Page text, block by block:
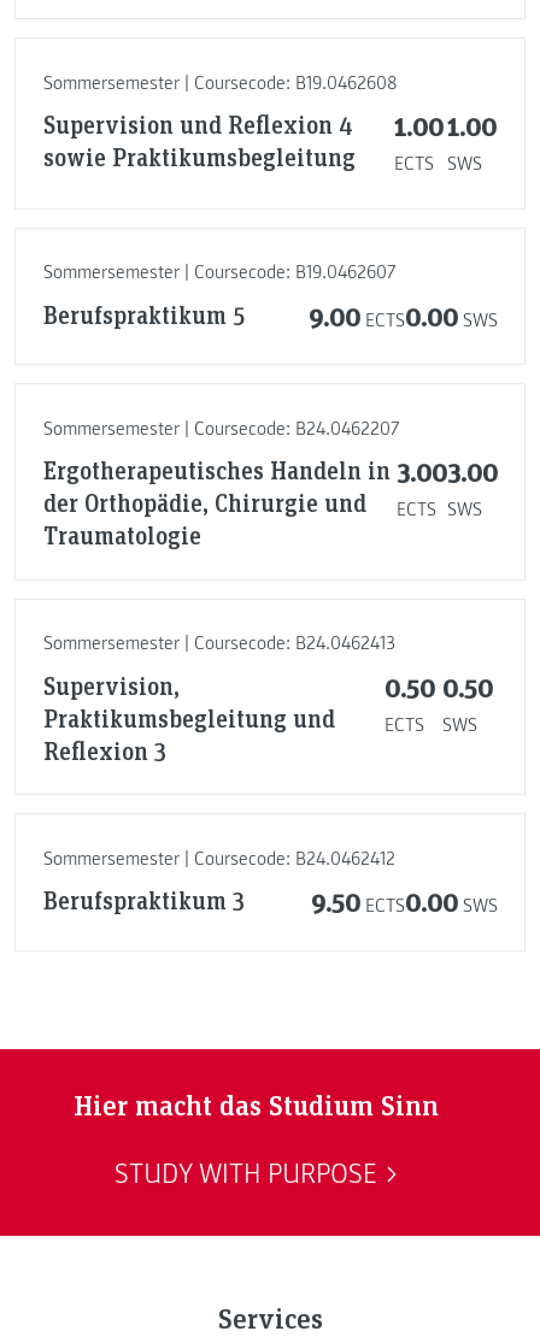
Sommersemester | Coursecode: B19.0462608
Supervision und Reflexion 4
sowie Praktikumsbegleitung
1.00
ECTS
1.00
SWS
Sommersemester | Coursecode: B19.0462607
Berufspraktikum 5 9.00 ECTS0.00 SWS
Sommersemester | Coursecode: B24.0462207
Ergotherapeutisches Handeln in
der Orthopädie, Chirurgie und
Traumatologie
3.00
ECTS
3.00
SWS
Sommersemester | Coursecode: B24.0462413
Supervision,
Praktikumsbegleitung und
Reflexion 3
0.50
ECTS
0.50
SWS
Sommersemester | Coursecode: B24.0462412
Berufspraktikum 3 9.50 ECTS0.00 SWS
Hier macht das Studium Sinn
STUDY WITH PURPOSE
Services